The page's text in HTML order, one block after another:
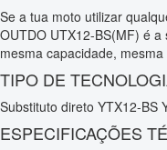
Se a tua moto utilizar
OUTDO UTX12-BS(MF) é
mesma capacidade,
TIPO DE
Substituto direto YTX12-BS
ESPECIFICAÇÕES